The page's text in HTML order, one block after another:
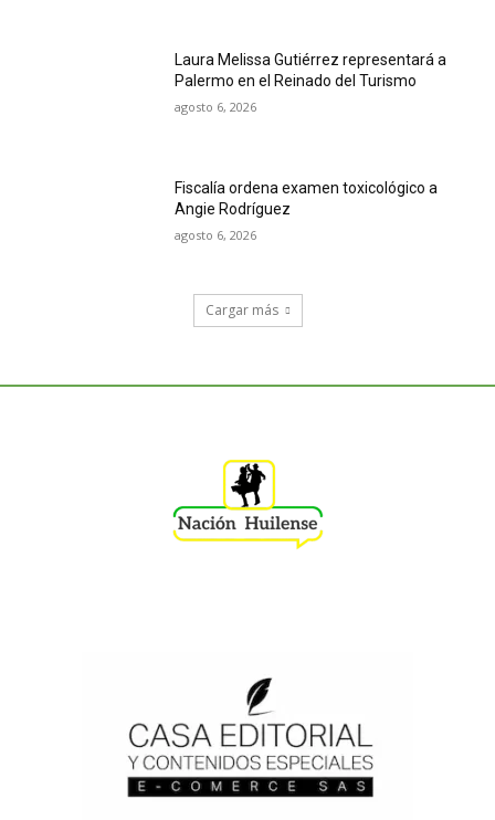
Laura Melissa Gutiérrez representará a
Palermo en el Reinado del Turismo
agosto 6, 2026
Fiscalía ordena examen toxicológico a
Angie Rodríguez
agosto 6, 2026
Cargar más